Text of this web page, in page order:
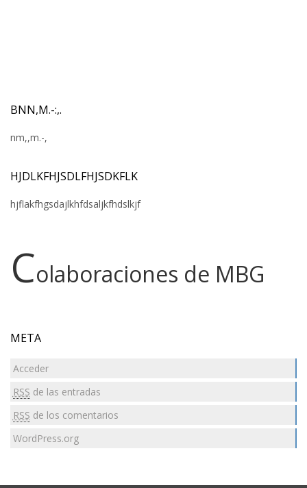
BNN,M.-:,.
nm,,m.-,
HJDLKFHJSDLFHJSDKFLK
hjflakfhgsdajlkhfdsaljkfhdslkjf
Colaboraciones de MBG
META
Acceder
RSS de las entradas
RSS de los comentarios
WordPress.org